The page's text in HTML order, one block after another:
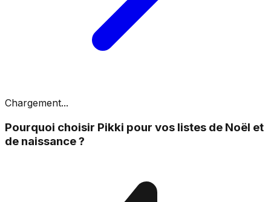
Chargement...
Pourquoi choisir Pikki pour vos listes de Noël et
de naissance ?